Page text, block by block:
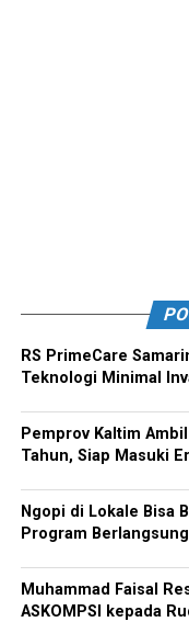
RS PrimeCare
Teknologi Minimal
Pemprov Kaltim
Tahun, Siap Masuki
Ngopi di Lokale Bisa
Program
Muhammad Faisal
ASKOMPSI kepada